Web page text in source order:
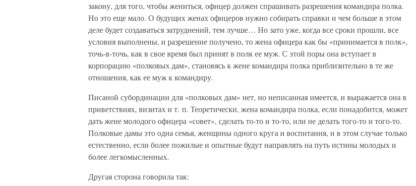
закону, для того, чтобы жениться, офицер должен спрашивать разрешения командира полка.
Но это еще мало. О будущих женах офицеров нужно собирать справки и чем больше в этом
деле будет создаваться затруднений, тем лучше… Но зато уже, когда все сроки прошли, все
условия выполнены, и разрешение получено, то жена офицера как бы «принимается в полк»,
точь-в-точь, как в свое время был принят в полк ее муж. С этой поры она вступает в
корпорацию «полковых дам», становясь к жене командира полка приблизительно в те же
отношения, как ее муж к командиру.
Писаной субординации для «полковых дам» нет, но неписанная имеется, и выражается она в
приветствиях, визитах и т. п. Теоретически, жена командира полка, если понадобится, может
дать жене молодого офицера «совет», сделать то-то и то-то, или не делать того-то и того-то.
Полковые дамы это одна семья, женщины одного круга и воспитания, и в этом случае только
естественно, если более пожилые и опытные будут направлять на путь истины молодых и
более легкомысленных.
Другая сторона говорила так: